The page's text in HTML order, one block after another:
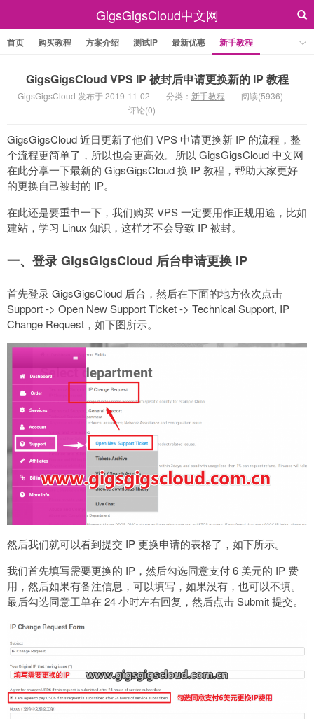
GigsGigsCloud中文网
首页 购买教程 方案介绍 测试IP 最新优惠 新手教程
GigsGigsCloud VPS IP 被封后申请更换新的 IP 教程
GigsGigsCloud 发布于 2019-11-02 分类： 新手教程
阅读(5936)
评论(0)
GigsGigsCloud 近日更新了他们 VPS 申请更换新 IP 的流程，整
个流程更简单了，所以也会更高效。所以 GigsGigsCloud 中文网
在此分享一下最新的 GigsGigsCloud 换 IP 教程，帮助大家更好
的更换自己被封的 IP。
在此还是要重申一下，我们购买 VPS 一定要用作正规用途，比如
建站，学习 Linux 知识，这样才不会导致 IP 被封。
一、登录 GigsGigsCloud 后台申请更换 IP
首先登录 GigsGigsCloud 后台，然后在下面的地方依次点击
Support -> Open New Support Ticket -> Technical Support, IP
Change Request，如下图所示。
然后我们就可以看到提交 IP 更换申请的表格了，如下所示。
我们首先填写需要更换的 IP，然后勾选同意支付 6 美元的 IP 费
用，然后如果有备注信息，可以填写，如果没有，也可以不填。
最后勾选同意工单在 24 小时左右回复，然后点击 Submit 提交。